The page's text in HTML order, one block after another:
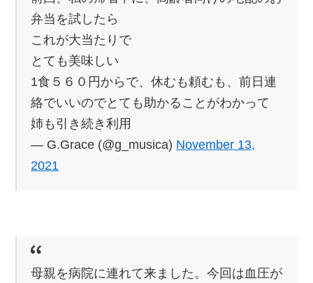
弁当を試したら
これが大当たりで
とても美味しい
1食５６０円からで、休むも頼むも、前日連
絡でいいのでとても助かることがわかって
姉も引き続き利用
— G.Grace (@g_musica) November 13,
2021
母親を病院に連れて来ました。今回は血圧が